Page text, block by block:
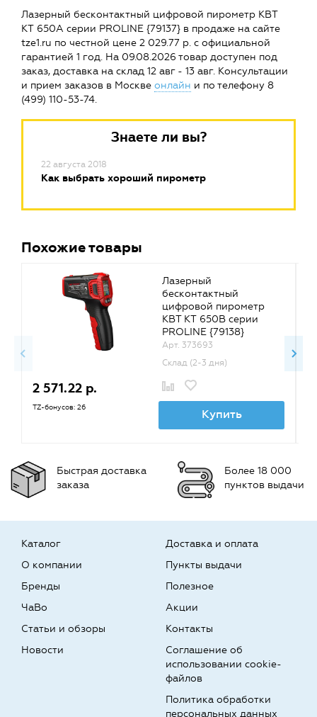
Лазерный бесконтактный цифровой пирометр КВТ
KT 650A серии PROLINE {79137} в продаже на сайте
tze1.ru по честной цене 2 029.77 р. с официальной
гарантией 1 год. На 09.08.2026 товар доступен под
заказ, доставка на склад 12 авг - 13 авг. Консультации
и прием заказов в Москве онлайн и по телефону 8
(499) 110-53-74.
Знаете ли вы?
22 августа 2018
Как выбрать хороший пирометр
Похожие товары
Лазерный
бесконтактный
цифровой пирометр
КВТ KT 650B серии
PROLINE {79138}
Арт. 373693
Склад (2-3 дня)
2 571.22 р.
TZ-бонусов: 26 Купить
Быстрая доставка
заказа
Более 18 000
пунктов выдачи
Каталог
О компании
Бренды
Доставка и оплата
Пункты выдачи
Полезное
ЧаВо
Статьи и обзоры
Новости
Акции
Контакты
Соглашение об
использовании cookie-
файлов
Политика обработки
персональных данных